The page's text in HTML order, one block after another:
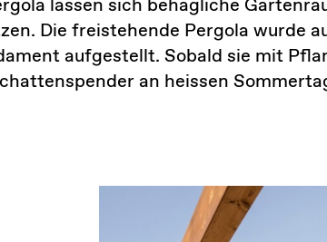
lassen sich behagliche
Die freistehende Pergola wurde
aufgestellt. Sobald sie mit
an heissen